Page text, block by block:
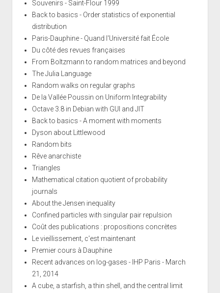
Souvenirs - Saint-Flour 1999
Back to basics - Order statistics of exponential
distribution
Paris-Dauphine - Quand l'Université fait École
Du côté des revues françaises
From Boltzmann to random matrices and beyond
The Julia Language
Random walks on regular graphs
De la Vallée Poussin on Uniform Integrability
Octave 3.8 in Debian with GUI and JIT
Back to basics - A moment with moments
Dyson about Littlewood
Random bits
Rêve anarchiste
Triangles
Mathematical citation quotient of probability
journals
About the Jensen inequality
Confined particles with singular pair repulsion
Coût des publications : propositions concrètes
Le vieillissement, c'est maintenant
Premier cours à Dauphine
Recent advances on log-gases - IHP Paris - March
21, 2014
A cube, a starfish, a thin shell, and the central limit